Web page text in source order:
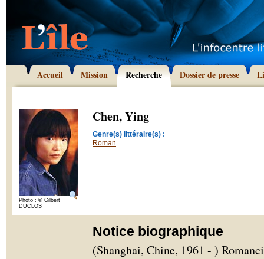
Accueil Mission Recherche Dossier de presse
Photo : © Gilbert
DUCLOS
Chen, Ying
Genre(s) littéraire(s) :
Roman
Notice biographique
(Shanghai, Chine, 1961 - )